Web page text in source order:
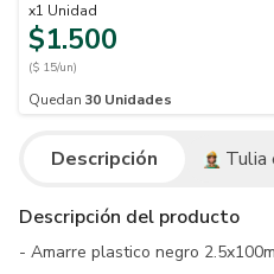
x1 Unidad
$1.500
($ 15/un)
Quedan 30 Unidades
Descripción Tulia
Descripción del producto
- Amarre plastico negro